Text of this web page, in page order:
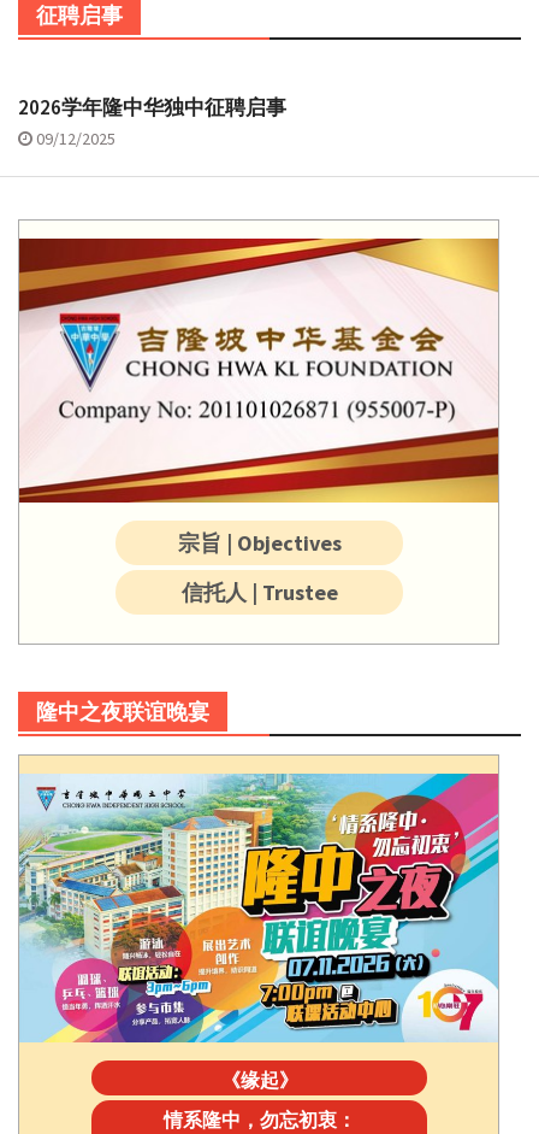
征聘启事
2026学年隆中华独中征聘启事
09/12/2025
宗旨 | Objectives
信托人 | Trustee
隆中之夜联谊晚宴
《缘起》
情系隆中，勿忘初衷：